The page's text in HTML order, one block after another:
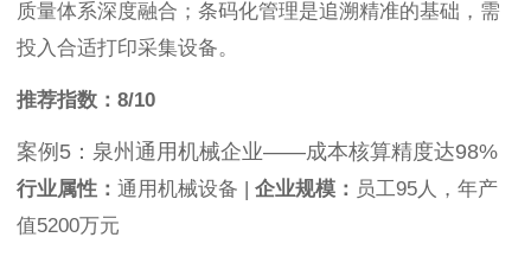
质量体系深度融合；条码化管理是追溯精准的基础，需
投入合适打印采集设备。
推荐指数：8/10
案例5：泉州通用机械企业——成本核算精度达98%
行业属性： 通用机械设备 | 企业规模： 员工95人，年产
值5200万元